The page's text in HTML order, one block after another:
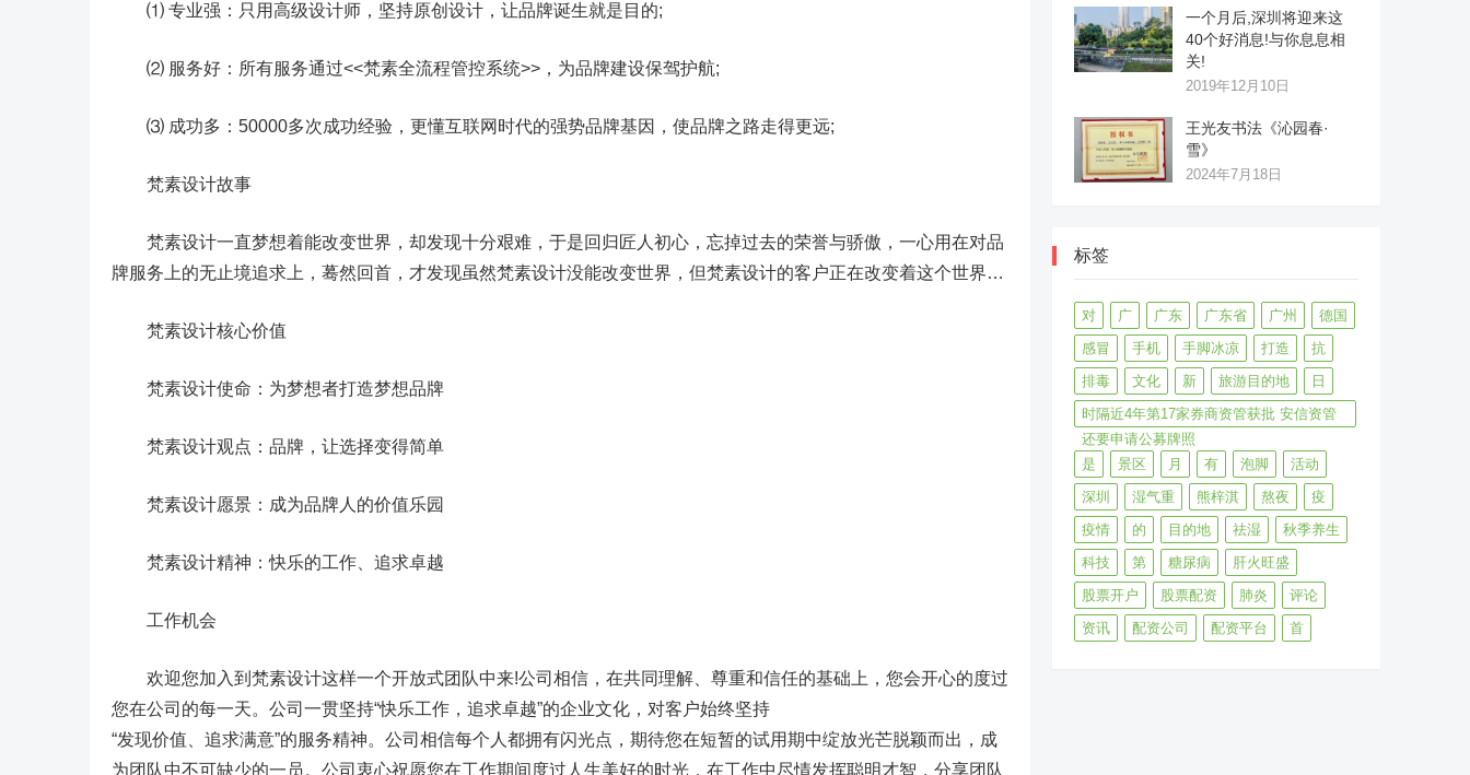
⑴ 专业强：只用高级设计师，坚持原创设计，让品牌诞生就是目的;
⑵ 服务好：所有服务通过<<梵素全流程管控系统>>，为品牌建设保驾护航;
⑶ 成功多：50000多次成功经验，更懂互联网时代的强势品牌基因，使品牌之路走得更远;
梵素设计故事
梵素设计一直梦想着能改变世界，却发现十分艰难，于是回归匠人初心，忘掉过去的荣誉与骄傲，一心用在对品
牌服务上的无止境追求上，蓦然回首，才发现虽然梵素设计没能改变世界，但梵素设计的客户正在改变着这个世界…
梵素设计核心价值
梵素设计使命：为梦想者打造梦想品牌
梵素设计观点：品牌，让选择变得简单
梵素设计愿景：成为品牌人的价值乐园
梵素设计精神：快乐的工作、追求卓越
工作机会
欢迎您加入到梵素设计这样一个开放式团队中来!公司相信，在共同理解、尊重和信任的基础上，您会开心的度过
您在公司的每一天。公司一贯坚持“快乐工作，追求卓越”的企业文化，对客户始终坚持
“发现价值、追求满意”的服务精神。公司相信每个人都拥有闪光点，期待您在短暂的试用期中绽放光芒脱颖而出，成
为团队中不可缺少的一员。公司衷心祝愿您在工作期间度过人生美好的时光，在工作中尽情发挥聪明才智，分享团队
一个月后,深圳将迎来这
40个好消息!与你息息相
关!
2019年12月10日
王光友书法《沁园春·
雪》
2024年7月18日
标签
对 广 广东 广东省 广州
德国
感冒
手机 手脚冰凉 打造
抗
排毒
文化 新 旅游目的地
日
时隔近4年第17家券商资管获批 安信资管
还要申请公募牌照
是
景区 月 有 泡脚
活动
深圳
湿气重 熊梓淇 熬夜
疫
疫情
的 目的地 祛湿
秋季养生
科技
第 糖尿病
肝火旺盛
股票开户
股票配资 肺炎
评论
资讯
配资公司 配资平台 首